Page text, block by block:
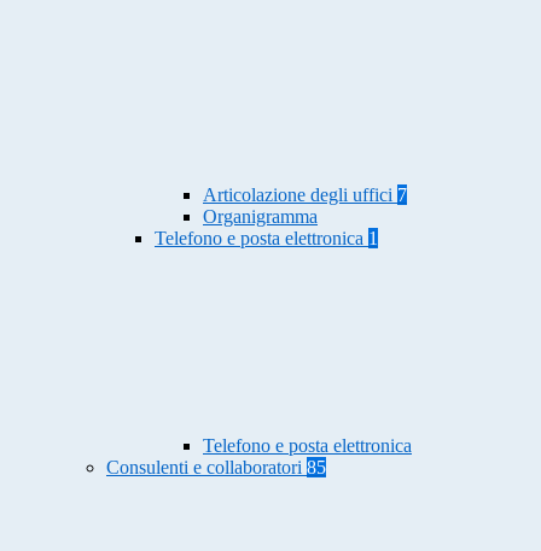
Articolazione degli uffici 7
Organigramma
Telefono e posta elettronica 1
Telefono e posta elettronica
Consulenti e collaboratori 85